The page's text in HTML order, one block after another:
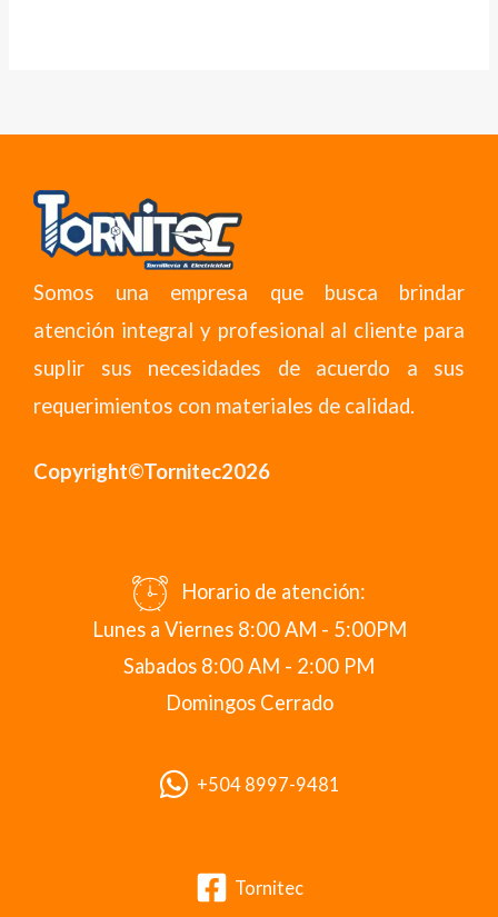
Somos una empresa que busca brindar
atención integral y profesional al cliente para
suplir sus necesidades de acuerdo a sus
requerimientos con materiales de calidad.
Copyright©Tornitec2026
Horario de atención:
Lunes a Viernes 8:00 AM - 5:00PM
Sabados 8:00 AM - 2:00 PM
Domingos Cerrado
+504 8997-9481
Tornitec